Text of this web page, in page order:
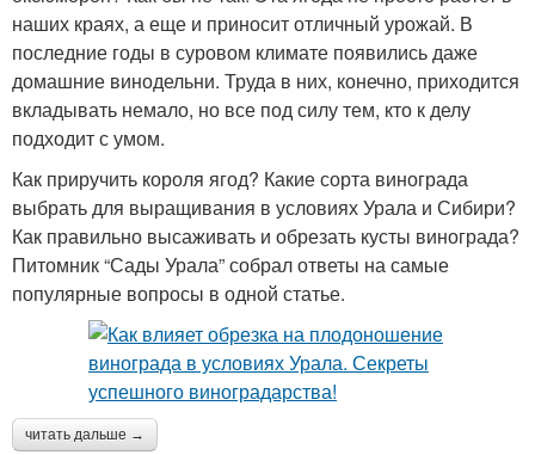
наших краях, а еще и приносит отличный урожай. В
последние годы в суровом климате появились даже
домашние винодельни. Труда в них, конечно, приходится
вкладывать немало, но все под силу тем, кто к делу
подходит с умом.
Как приручить короля ягод? Какие сорта винограда
выбрать для выращивания в условиях Урала и Сибири?
Как правильно высаживать и обрезать кусты винограда?
Питомник “Сады Урала” собрал ответы на самые
популярные вопросы в одной статье.
читать дальше →